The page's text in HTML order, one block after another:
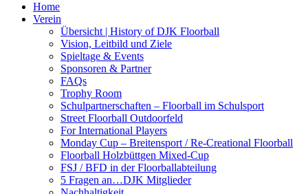
Home
Verein
Übersicht | History of DJK Floorball
Vision, Leitbild und Ziele
Spieltage & Events
Sponsoren & Partner
FAQs
Trophy Room
Schulpartnerschaften – Floorball im Schulsport
Street Floorball Outdoorfeld
For International Players
Monday Cup – Breitensport / Re-Creational Floorball
Floorball Holzbüttgen Mixed-Cup
FSJ / BFD in der Floorballabteilung
5 Fragen an…DJK Mitglieder